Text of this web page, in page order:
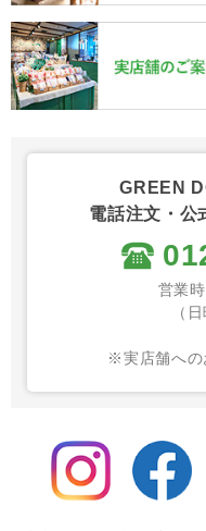
GREEN
電話注文・公
営業
（
※実店舗への